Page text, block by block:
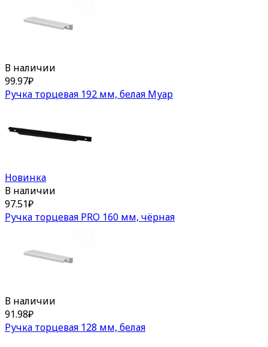
В наличии
99.97₽
Ручка торцевая 192 мм, белая Муар
Новинка
В наличии
97.51₽
Ручка торцевая PRO 160 мм, чёрная
В наличии
91.98₽
Ручка торцевая 128 мм, белая